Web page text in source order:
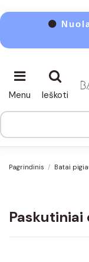
⚫
Menu Ieškoti
Pagrindinis Batai
Paskutiniai